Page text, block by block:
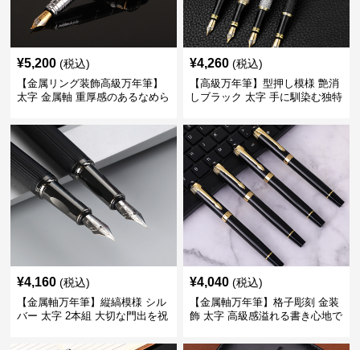
¥5,200 (税込)
【金属リング装飾高級万年筆】
太字 金属軸 重厚感のあるなめら
きに最適
¥4,260 (税込)
【高級万年筆】型押し模様 艶消
しブラック 太字 手に馴染む独特
くい
¥4,160 (税込)
【金属軸万年筆】縦縞模様 シル
バー 太字 2本組 大切な門出を祝
ト
¥4,040 (税込)
【金属軸万年筆】格子彫刻 金装
飾 太字 高級感溢れる書き心地で